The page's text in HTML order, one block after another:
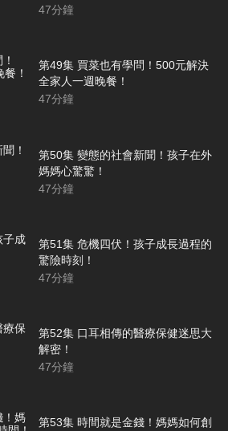
47分鐘
第49集 買菜也有學問！500元解決
全家人一週晚餐！
47分鐘
第50集 變態的社會新聞！孩子在外
媽媽心驚驚！
47分鐘
第51集 危機四伏！孩子成長過程的
驚險時刻！
47分鐘
第52集 口耳相傳的醫療保健迷思大
解密！
47分鐘
第53集 時間就是金錢！媽媽如何創